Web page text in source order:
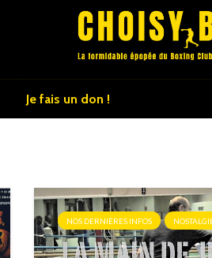
Je fais un don !
NOS DERNIÈRES INFOS